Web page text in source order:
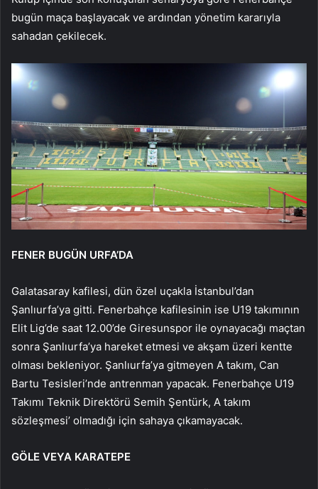
bugün maça başlayacak ve ardından yönetim kararıyla
sahadan çekilecek.
FENER BUGÜN URFA’DA
Galatasaray kafilesi, dün özel uçakla İstanbul’dan
Şanlıurfa’ya gitti. Fenerbahçe kafilesinin ise U19 takımının
Elit Lig’de saat 12.00’de Giresunspor ile oynayacağı maçtan
sonra Şanlıurfa’ya hareket etmesi ve akşam üzeri kentte
olması bekleniyor. Şanlıurfa’ya gitmeyen A takım, Can
Bartu Tesisleri’nde antrenman yapacak. Fenerbahçe U19
Takımı Teknik Direktörü Semih Şentürk, A takım
sözleşmesi’ olmadığı için sahaya çıkamayacak.
GÖLE VEYA KARATEPE